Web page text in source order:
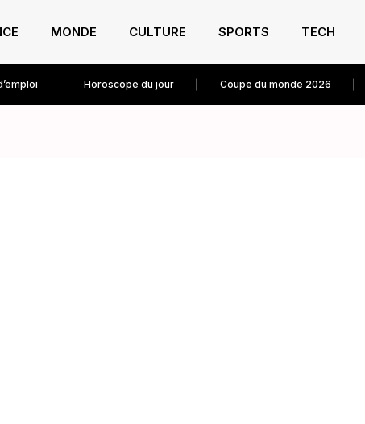
MONDE CULTURE SPORTS TECH
Horoscope du jour Coupe du monde 2026